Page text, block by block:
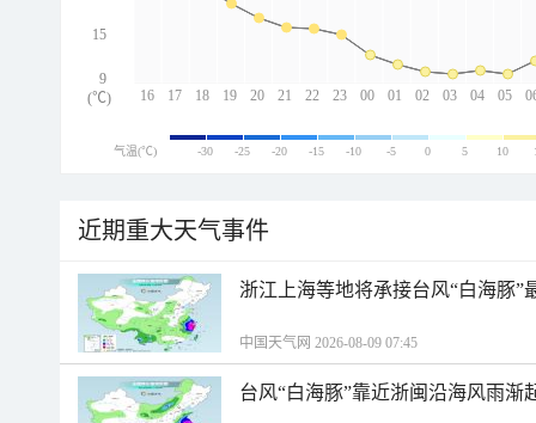
16 17 18 19 20 21 22 23 00 01 02 03 04 05
15
9
(℃)
气温(℃) -30 -25 -20 -15 -10 -5 0 5 10
近期重大天气事件
浙江上海等地将承接台风“白海豚”
中国天气网 2026-08-09 07:45
台风“白海豚”靠近浙闽沿海风雨渐